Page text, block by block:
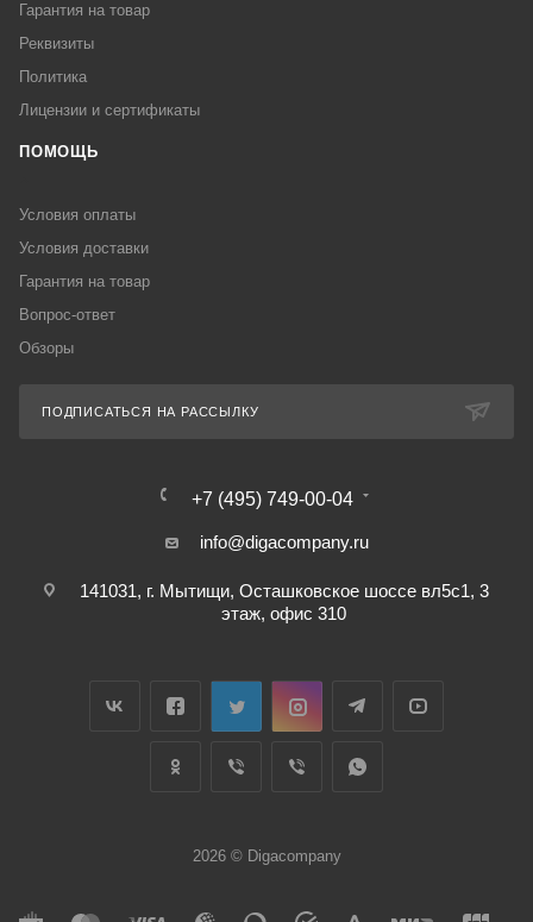
Гарантия на товар
Реквизиты
Политика
Лицензии и сертификаты
ПОМОЩЬ
Условия оплаты
Условия доставки
Гарантия на товар
Вопрос-ответ
Обзоры
ПОДПИСАТЬСЯ НА РАССЫЛКУ
+7 (495) 749-00-04
info@digacompany.ru
141031, г. Мытищи, Осташковское шоссе вл5с1, 3
этаж, офис 310
2026 © Digacompany